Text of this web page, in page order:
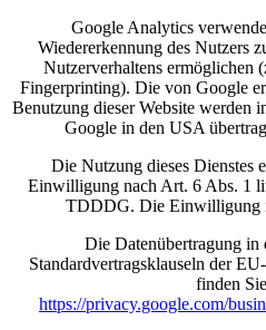
Google Analytics
Wiedererkennung des Nutzers
Nutzerverhaltens ermöglichen
Fingerprinting). Die von Google
Benutzung dieser Website werden
Google in den USA
Die Nutzung dieses Dienstes
Einwilligung nach Art. 6 Abs. 1
TDDDG. Die Einwilligung
Die Datenübertragung
Standardvertragsklauseln der
finden
https://privacy.google.com/